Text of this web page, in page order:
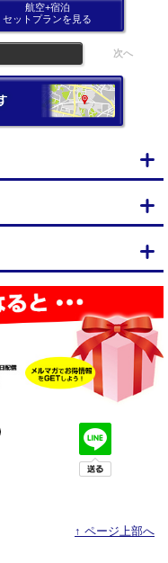
航空+宿泊
セットプランを見る
次へ
↑ ページ上部へ